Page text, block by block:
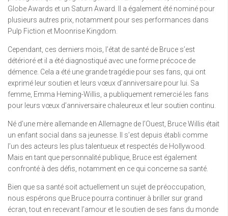
Globe Awards et un Saturn Award. Il a également été nominé pour
plusieurs autres prix, notamment pour ses performances dans
Pulp Fiction et Moonrise Kingdom.
Cependant, ces derniers mois, l’état de santé de Bruce s’est
détérioré et il a été diagnostiqué avec une forme précoce de
démence. Cela a été une grande tragédie pour ses fans, qui ont
exprimé leur soutien et leurs vœux d’anniversaire pour lui. Sa
femme, Emma Heming-Willis, a publiquement remercié les fans
pour leurs vœux d’anniversaire chaleureux et leur soutien continu.
Né d’une mère allemande en Allemagne de l’Ouest, Bruce Willis était
un enfant social dans sa jeunesse. Il s’est depuis établi comme
l’un des acteurs les plus talentueux et respectés de Hollywood.
Mais en tant que personnalité publique, Bruce est également
confronté à des défis, notamment en ce qui concerne sa santé.
Bien que sa santé soit actuellement un sujet de préoccupation,
nous espérons que Bruce pourra continuer à briller sur grand
écran, tout en recevant l’amour et le soutien de ses fans du monde